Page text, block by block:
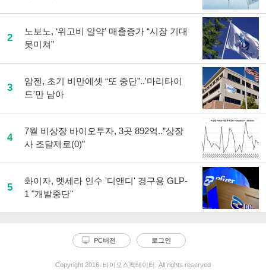
2
노보노, ‘위고비 알약’ 매출증가 “시장 기대
못미쳐”
3
암젠, 초기 비만에셋 “또 중단”..'마리타이
드'만 남아
4
7월 비상장 바이오투자, 3곳 892억..”상장
사 조달제로(0)”
5
화이자, 멧세라 인수 '디앤디' 경구용 GLP-
1 "개발중단"
PC버전 로그인
Copyright 2016. 바이오스펙테이터. All rights reserved